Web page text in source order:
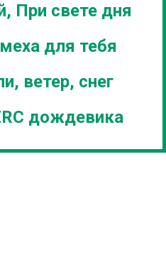
При свете дня
для тебя
ветер, снег
дождевика